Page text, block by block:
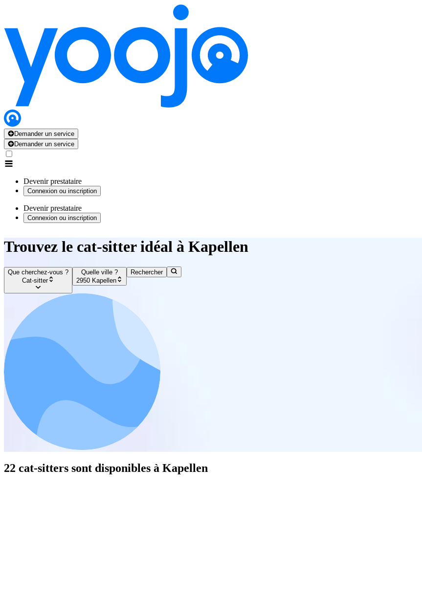
Demander un service
Demander un service
Devenir prestataire
Connexion ou inscription
Devenir prestataire
Connexion ou inscription
Trouvez le cat-sitter idéal à Kapellen
Que cherchez-vous ?
Cat-sitter
Quelle ville ?
2950 Kapellen
Rechercher
22 cat-sitters sont disponibles à Kapellen